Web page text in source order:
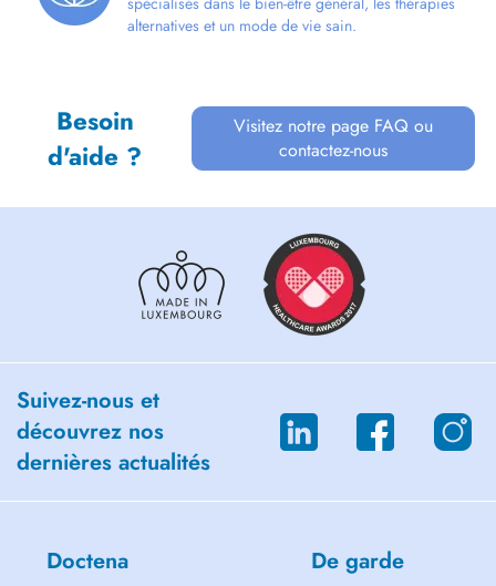
alternatives et un mode de vie sain.
Besoin
d'aide ?
Visitez notre page FAQ ou
contactez-nous
Suivez-nous et
découvrez nos
dernières actualités
Doctena De garde